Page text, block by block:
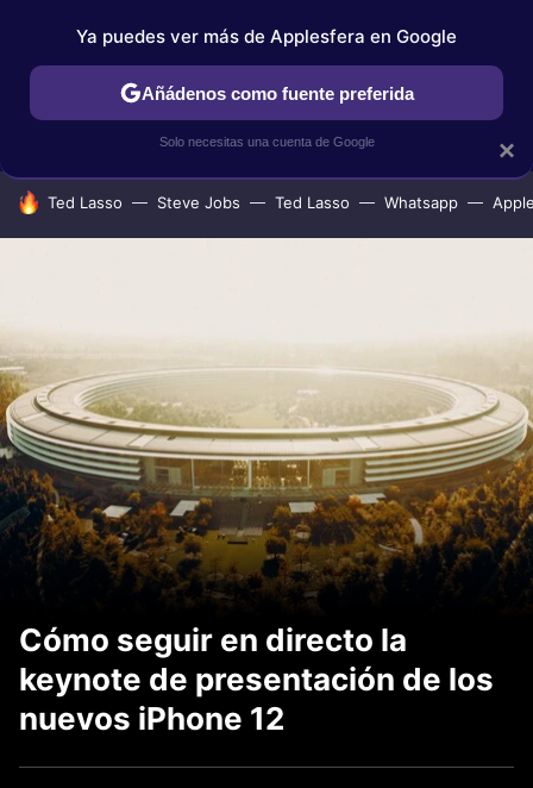
IPHONE TUTORIALES APPLESFERA SELECCIÓN
HOY SE HABLA DE
Ted Lasso Steve Jobs Ted Lasso Whatsapp
Cómo seguir en directo la
keynote de presentación de los
nuevos iPhone 12
×
Ya puedes ver más de Applesfera en Google
Añádenos como fuente preferida
Solo necesitas una cuenta de Google